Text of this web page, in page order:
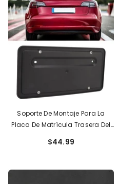
Soporte De Montaje Para La
Placa De Matrícula Trasera Del
$44.99